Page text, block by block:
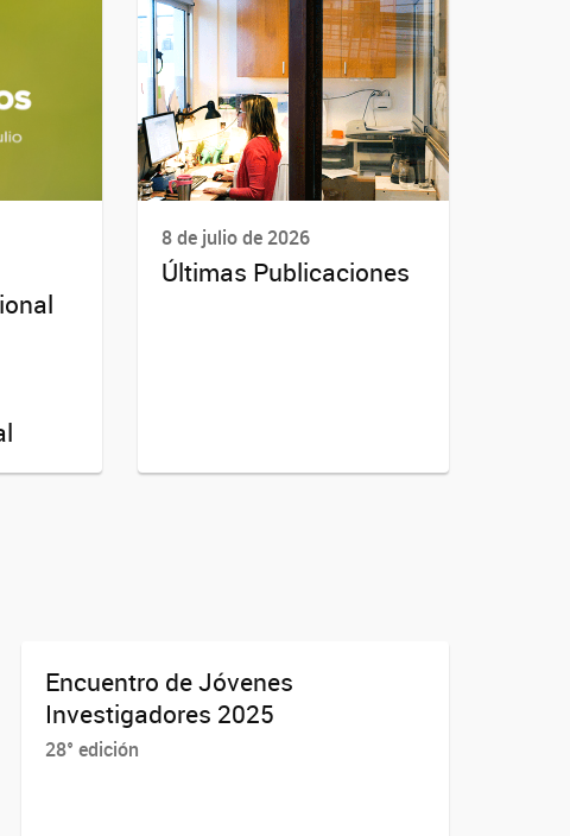
8 de julio de 2026
Últimas Publicaciones
Encuentro de Jóvenes
Investigadores 2025
28° edición